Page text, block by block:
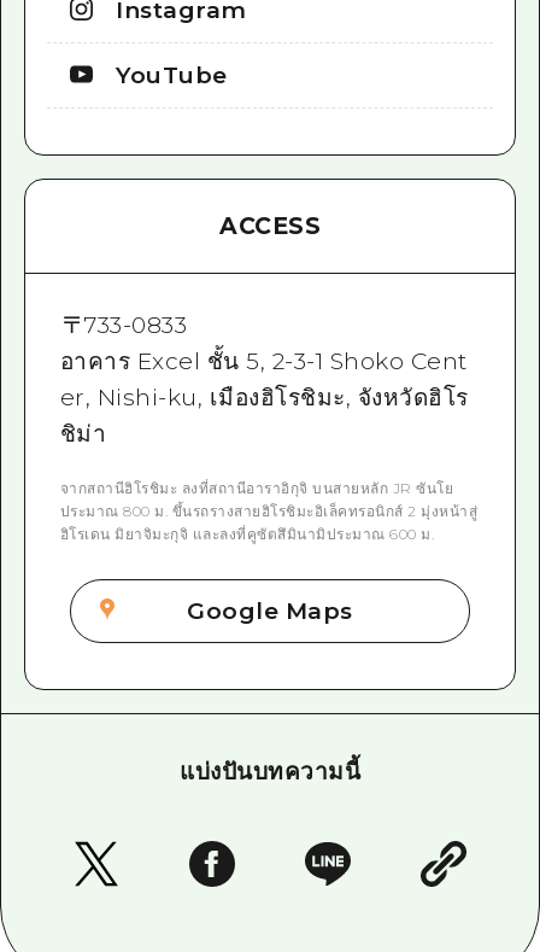
Instagram
YouTube
ACCESS
〒733-0833
อาคาร Excel ชั้น 5, 2-3-1 Shoko Cent
er, Nishi-ku, เมืองฮิโรชิมะ, จังหวัดฮิโร
ชิม่า
จากสถานีฮิโรชิมะ ลงที่สถานีอาราอิกุจิ บนสายหลัก JR ซันโย
ประมาณ 800 ม. ขึ้นรถรางสายฮิโรชิมะอิเล็คทรอนิกส์ 2 มุ่งหน้าสู่
ฮิโรเดน มิยาจิมะกุจิ และลงที่คูซัตสึมินามิประมาณ 600 ม.
Google Maps
แบ่งปันบทความนี้